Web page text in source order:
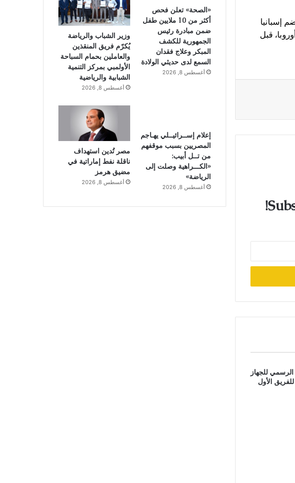
مجموعة قوية تضم إسبانيا
قبل
للجهاز
الأول
«الصحة» تعلن فحص
أكثر من 10 ملايين طفل
ضمن مبادرة رئيس
الجمهورية للكشف
المبكر وعلاج فقدان
السمع لدى حديثي الولادة
أغسطس 8, 2026
وزير الشباب والرياضة
يُكرّم فريق المنقذين
والعاملين بحمام السباحة
الأولمبي بمركز التنمية
الشبابية والرياضية
أغسطس 8, 2026
إعلام إســرائيــلي يهـاجم
المصريين بسبب موقفهم
من تــل أبيب:
«الكـــراهية وصلت إلى
الرياضة»
أغسطس 8, 2026
مصر تُدين استهداف
ناقلة نفط إماراتية في
مضيق هرمز
أغسطس 8, 2026